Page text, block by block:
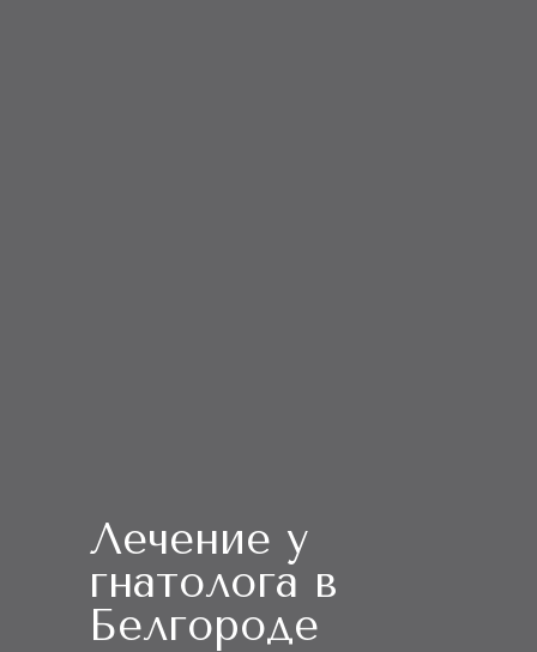
Лечение у
гнатолога в
Белгороде